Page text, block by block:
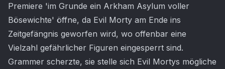
Premiere 'im Grunde ein Arkham Asylum voller
Bösewichte' öffne, da Evil Morty am Ende ins
Zeitgefängnis geworfen wird, wo offenbar eine
Vielzahl gefährlicher Figuren eingesperrt sind.
Grammer scherzte, sie stelle sich Evil Mortys mögliche